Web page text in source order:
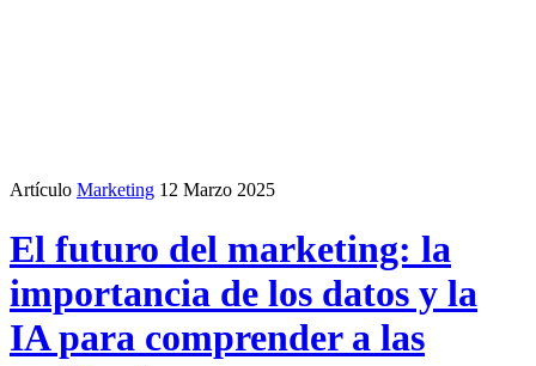
Artículo Marketing 12 Marzo 2025
El futuro del marketing: la
importancia de los datos y la
IA para comprender a las